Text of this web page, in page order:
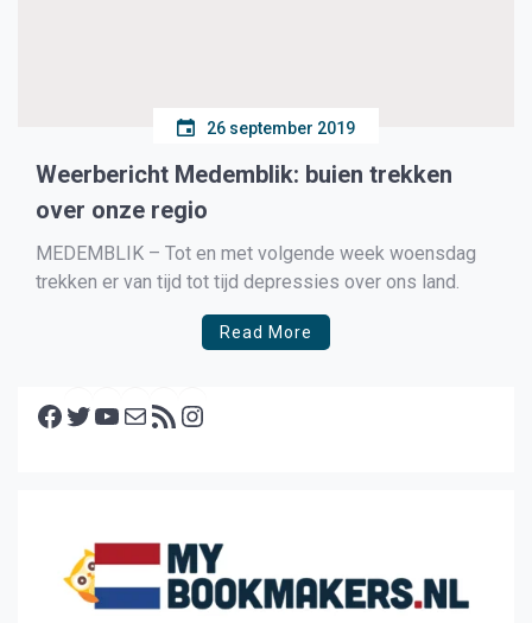
26 september 2019
Weerbericht Medemblik: buien trekken
over onze regio
MEDEMBLIK – Tot en met volgende week woensdag
trekken er van tijd tot tijd depressies over ons land.
Read More
Facebook Twitter YouTube E-mail RSS feed